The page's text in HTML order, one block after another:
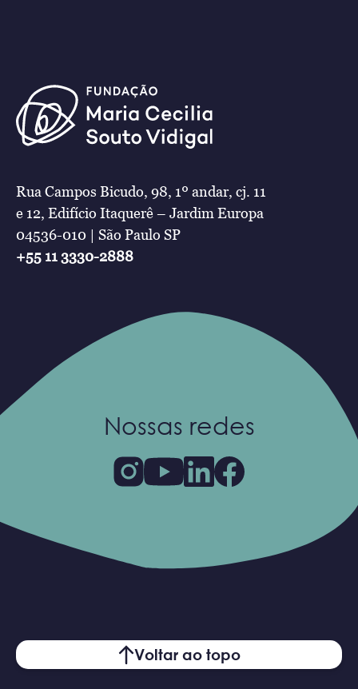
Rua Campos Bicudo, 98, 1º andar, cj. 11
e 12, Edifício Itaquerê – Jardim Europa
04536-010 | São Paulo SP
+55 11 3330-2888
Nossas redes
Voltar ao topo